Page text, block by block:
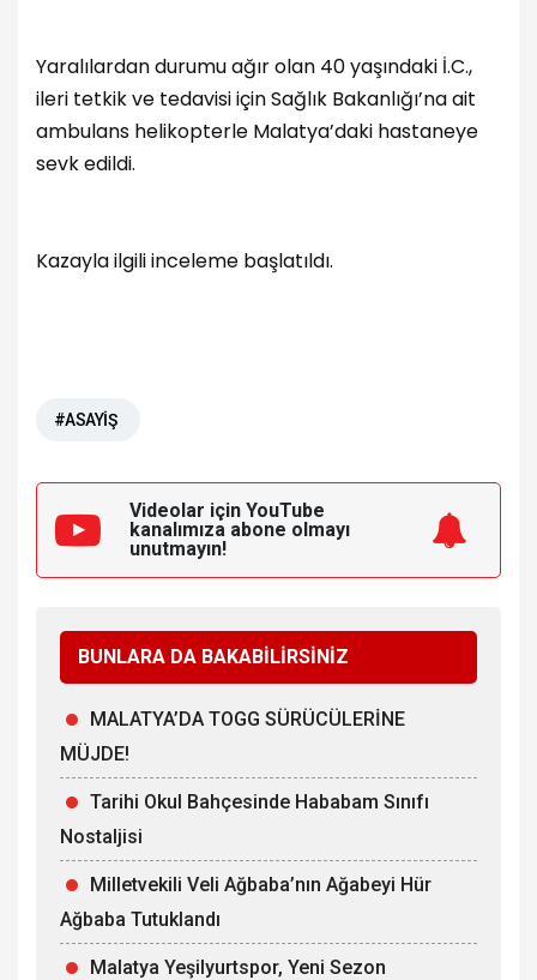
Yaralılardan durumu ağır olan 40 yaşındaki İ.C.,
ileri tetkik ve tedavisi için Sağlık Bakanlığı’na ait
ambulans helikopterle Malatya’daki hastaneye
sevk edildi.
Kazayla ilgili inceleme başlatıldı.
#ASAYİŞ
Videolar için YouTube
kanalımıza abone olmayı
unutmayın!
BUNLARA DA BAKABİLİRSİNİZ
MALATYA’DA TOGG SÜRÜCÜLERİNE
MÜJDE!
Tarihi Okul Bahçesinde Hababam Sınıfı
Nostaljisi
Milletvekili Veli Ağbaba’nın Ağabeyi Hür
Ağbaba Tutuklandı
Malatya Yeşilyurtspor, Yeni Sezon